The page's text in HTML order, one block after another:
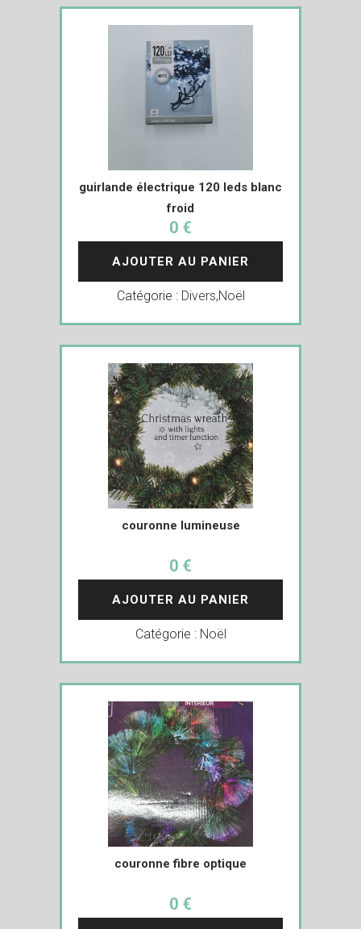
guirlande électrique 120 leds blanc
froid
0 €
AJOUTER AU PANIER
Catégorie : Divers,Noël
couronne lumineuse
0 €
AJOUTER AU PANIER
Catégorie : Noël
couronne fibre optique
0 €